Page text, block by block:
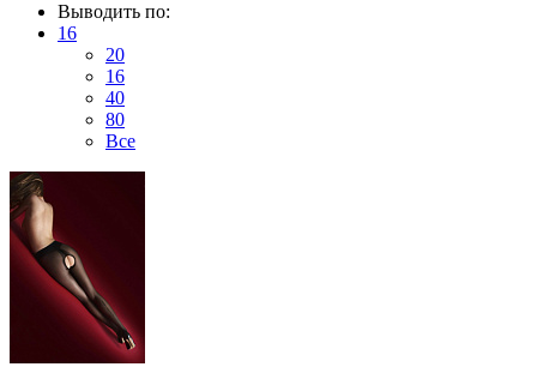
Выводить по:
16
20
16
40
80
Все